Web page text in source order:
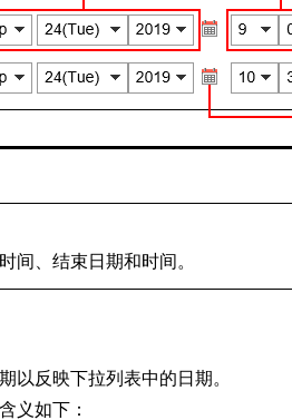
间、结束日期和时间。
以反映下拉列表中的日期。
义如下：